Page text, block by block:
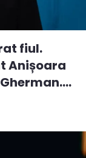
fiul.
Anișoara